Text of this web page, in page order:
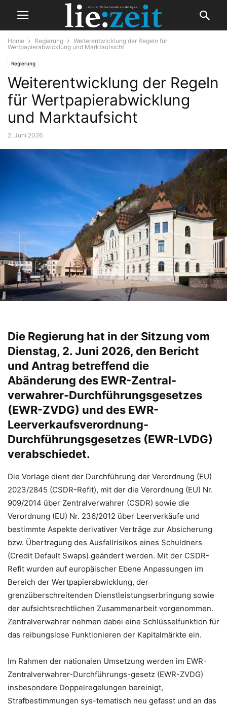
Home Regierung
Weiterentwicklung der Regeln für
Wertpapierabwicklung und Marktaufsicht
Regierung
Weiterentwicklung der Regeln
für Wertpapierabwicklung
und Marktaufsicht
2. Juni 2026
Die Regierung hat in der Sitzung vom
Dienstag, 2. Juni 2026, den Bericht
und Antrag betreffend die
Abänderung des EWR-Zentral-
verwahrer-Durchführungsgesetzes
(EWR-ZVDG) und des EWR-
Leerverkaufsverordnung-
Durchführungsgesetzes (EWR-LVDG)
verabschiedet.
Die Vorlage dient der Durchführung der Verordnung (EU)
2023/2845 (CSDR-Refit), mit der die Verordnung (EU) Nr.
909/2014 über Zentralverwahrer (CSDR) sowie die
Verordnung (EU) Nr. 236/2012 über Leerverkäufe und
bestimmte Aspekte derivativer Verträge zur Absicherung
bzw. Übertragung des Ausfallrisikos eines Schuldners
(Credit Default Swaps) geändert werden. Mit der CSDR-
Refit wurden auf europäischer Ebene Anpassungen im
Bereich der Wertpapierabwicklung, der
grenzüberschreitenden Dienstleistungserbringung sowie
der aufsichtsrechtlichen Zusammenarbeit vorgenommen.
Zentralverwahrer nehmen dabei eine Schlüsselfunktion für
das reibungslose Funktionieren der Kapitalmärkte ein.
Im Rahmen der nationalen Umsetzung werden im EWR-
Zentralverwahrer-Durchführungs-gesetz (EWR-ZVDG)
insbesondere Doppelregelungen bereinigt,
Strafbestimmungen sys-tematisch neu gefasst und an das